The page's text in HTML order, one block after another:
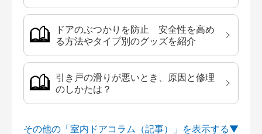
ドアのぶつかりを防止 安全性を高め
る方法やタイプ別のグッズを紹介
引き戸の滑りが悪いとき、原因と修理
のしかたは？
その他の「室内ドアコラム（記事）」を